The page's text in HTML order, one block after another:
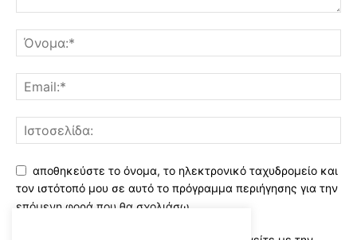
αποθηκεύστε το όνομα, το ηλεκτρονικό ταχυδρομείο και
τον ιστότοπό μου σε αυτό το πρόγραμμα περιήγησης για την
επόμενη φορά που θα σχολιάσω.